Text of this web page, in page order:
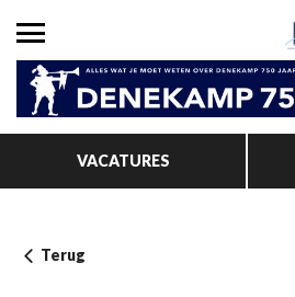
VACATURES
Terug